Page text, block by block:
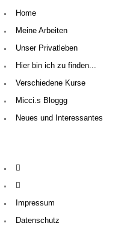
Home
Meine Arbeiten
Unser Privatleben
Hier bin ich zu finden...
Verschiedene Kurse
Micci.s Bloggg
Neues und Interessantes
Impressum
Datenschutz